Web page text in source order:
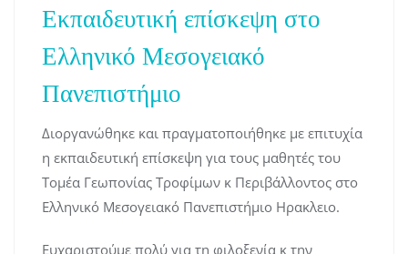
Εκπαιδευτική επίσκεψη στο
Ελληνικό Μεσογειακό
Πανεπιστήμιο
Διοργανώθηκε και πραγματοποιήθηκε με επιτυχία
η εκπαιδευτική επίσκεψη για τους μαθητές του
Τομέα Γεωπονίας Τροφίμων κ Περιβάλλοντος στο
Ελληνικό Μεσογειακό Πανεπιστήμιο Ηρακλειο.
Ευχαριστούμε πολύ για τη φιλοξενία κ την